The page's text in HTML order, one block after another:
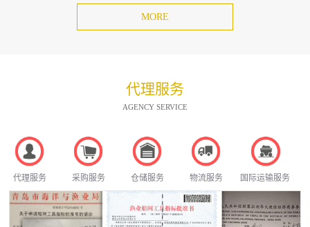
MORE
代理服务
AGENCY SERVICE
代理服务 采购服务 仓储服务 物流服务 国际运输服务